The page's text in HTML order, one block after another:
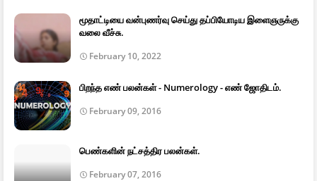
மூதாட்டியை வன்புணர்வு செய்து தப்பியோடிய இளைஞருக்கு
வலை வீச்சு.
February 10, 2022
பிறந்த எண் பலன்கள் - Numerology - எண் ஜோதிடம்.
February 09, 2016
பெண்களின் நட்சத்திர பலன்கள்.
February 07, 2016